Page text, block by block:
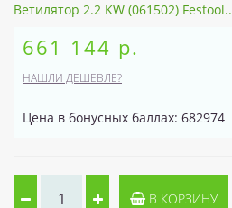
Ветилятор 2.2 KW (061502) Festool..
661 144 р.
НАШЛИ ДЕШЕВЛЕ?
Цена в бонусных баллах: 682974
В КОРЗИНУ